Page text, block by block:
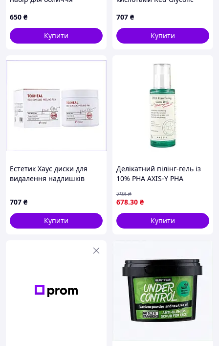
саше 8163E816XX
650 ₴
Купити
K8346897P
707 ₴
Купити
Естетик Хаус диски для
видалення надлишків
707 ₴
Купити
Делікатний пілінг-гель із
10% PHA AXIS-Y PHA
мл
678.30 ₴
798₴
Купити